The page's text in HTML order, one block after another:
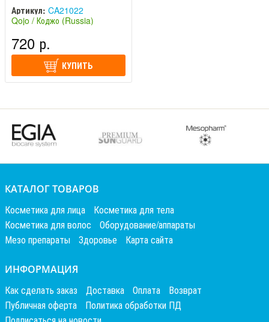
Артикул: CA21022
Qojo / Коджо (Russia)
720 р.
КУПИТЬ
КАТАЛОГ ТОВАРОВ
Косметика для лица
Косметика для тела
Косметика для волос
Оборудование/аппараты
Мезо препараты
Здоровье Карта сайта
ИНФОРМАЦИЯ
Как сделать заказ Доставка Оплата
Возврат
Публичная оферта
Политика обработки ПД